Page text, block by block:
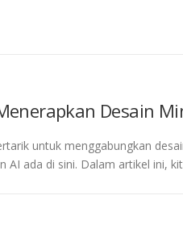
Desain
untuk menggabungkan
AI ada di sini. Dalam artikel ini,